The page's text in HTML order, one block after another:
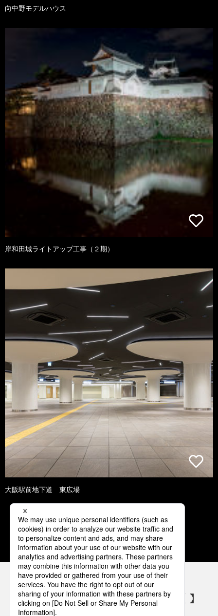
向中野モデルハウス
岸和田城ライトアップ工事（２期）
大阪駅前地下道 東広場
1 2 3 4 5
パナソニックの電気設備 SNSアカウント